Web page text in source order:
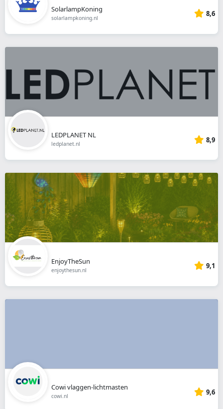
SolarlampKoning
solarlampkoning.nl 8,6
LEDPLANET NL
ledplanet.nl 8,9
EnjoyTheSun
enjoythesun.nl 9,1
Cowi vlaggen-lichtmasten
cowi.nl 9,6